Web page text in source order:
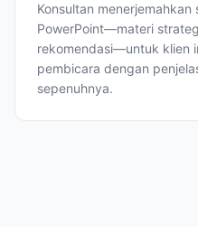
Konsultan menerjemahkan
PowerPoint—materi
rekomendasi—untuk klien
pembicara dengan
sepenuhnya.